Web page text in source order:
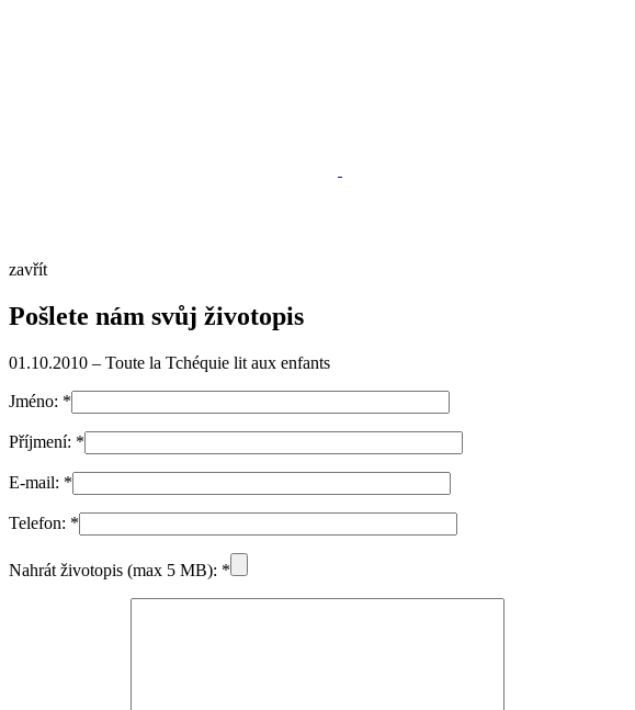
zavřít
Pošlete nám svůj životopis
01.10.2010 – Toute la Tchéquie lit aux enfants
Jméno: *
Příjmení: *
E-mail: *
Telefon: *
Nahrát životopis (max 5 MB): *